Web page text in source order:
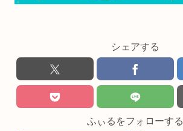
シェアする
ふぃるをフォローする